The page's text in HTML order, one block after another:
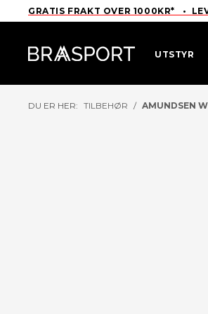
GRATIS FRAKT OVER 1000KR* •
UTSTYR
DU ER HER: TILBEHØR / AMUNDSEN